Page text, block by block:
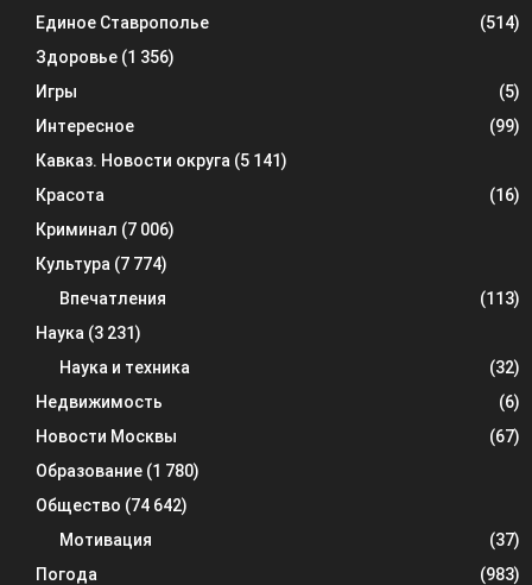
Единое Ставрополье
(514)
Здоровье (1 356)
Игры
(5)
Интересное
(99)
Кавказ. Новости округа (5 141)
Красота
(16)
Криминал (7 006)
Культура (7 774)
Впечатления
(113)
Наука (3 231)
Наука и техника
(32)
Недвижимость
(6)
Новости Москвы
(67)
Образование (1 780)
Общество (74 642)
Мотивация
(37)
Погода
(983)